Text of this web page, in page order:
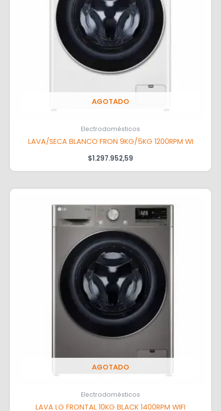
AGOTADO
Electrodomésticos
LAVA/SECA BLANCO FRON 9KG/5KG 1200RPM WI
$1.297.952,59
AGOTADO
Electrodomésticos
LAVA LG FRONTAL 10KG BLACK 1400RPM WIFI